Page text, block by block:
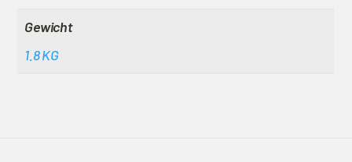
Gewicht
1.8 KG